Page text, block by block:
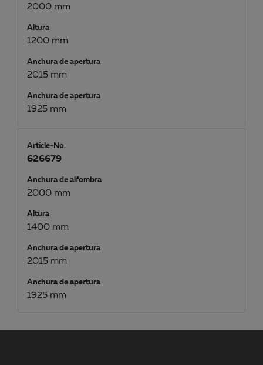
2000 mm
Altura
1200 mm
Anchura de apertura
2015 mm
Anchura de apertura
1925 mm
Article-No.
626679
Anchura de alfombra
2000 mm
Altura
1400 mm
Anchura de apertura
2015 mm
Anchura de apertura
1925 mm